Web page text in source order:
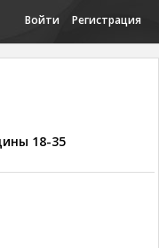
Войти Регистрация
18-35